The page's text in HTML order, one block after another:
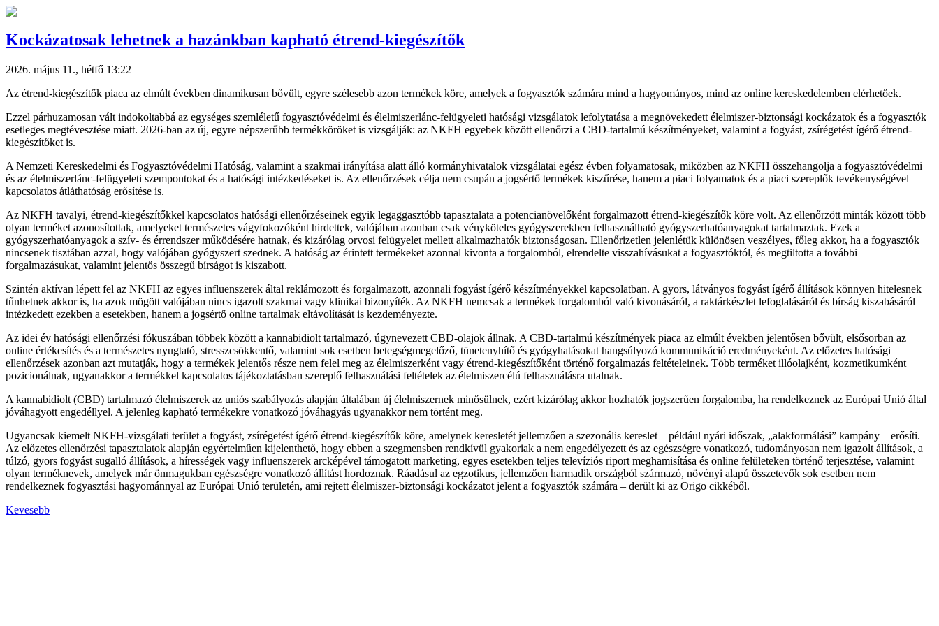
Kockázatosak lehetnek a hazánkban kapható étrend-kiegészítők
2026. május 11., hétfő 13:22
Az étrend-kiegészítők piaca az elmúlt években dinamikusan bővült, egyre szélesebb azon termékek köre, amelyek a fogyasztók számára mind a hagyományos, mind az online kereskedelemben elérhetőek.
Ezzel párhuzamosan vált indokoltabbá az egységes szemléletű fogyasztóvédelmi és élelmiszerlánc-felügyeleti hatósági vizsgálatok lefolytatása a megnövekedett élelmiszer-biztonsági kockázatok és a fogyasztók
esetleges megtévesztése miatt. 2026-ban az új, egyre népszerűbb termékköröket is vizsgálják: az NKFH egyebek között ellenőrzi a CBD-tartalmú készítményeket, valamint a fogyást, zsírégetést ígérő étrend-
kiegészítőket is.
A Nemzeti Kereskedelmi és Fogyasztóvédelmi Hatóság, valamint a szakmai irányítása alatt álló kormányhivatalok vizsgálatai egész évben folyamatosak, miközben az NKFH összehangolja a fogyasztóvédelmi
és az élelmiszerlánc-felügyeleti szempontokat és a hatósági intézkedéseket is. Az ellenőrzések célja nem csupán a jogsértő termékek kiszűrése, hanem a piaci folyamatok és a piaci szereplők tevékenységével
kapcsolatos átláthatóság erősítése is.
Az NKFH tavalyi, étrend-kiegészítőkkel kapcsolatos hatósági ellenőrzéseinek egyik legaggasztóbb tapasztalata a potencianövelőként forgalmazott étrend-kiegészítők köre volt. Az ellenőrzött minták között több
olyan terméket azonosítottak, amelyeket természetes vágyfokozóként hirdettek, valójában azonban csak vényköteles gyógyszerekben felhasználható gyógyszerhatóanyagokat tartalmaztak. Ezek a
gyógyszerhatóanyagok a szív- és érrendszer működésére hatnak, és kizárólag orvosi felügyelet mellett alkalmazhatók biztonságosan. Ellenőrizetlen jelenlétük különösen veszélyes, főleg akkor, ha a fogyasztók
nincsenek tisztában azzal, hogy valójában gyógyszert szednek. A hatóság az érintett termékeket azonnal kivonta a forgalomból, elrendelte visszahívásukat a fogyasztóktól, és megtiltotta a további
forgalmazásukat, valamint jelentős összegű bírságot is kiszabott.
Szintén aktívan lépett fel az NKFH az egyes influenszerek által reklámozott és forgalmazott, azonnali fogyást ígérő készítményekkel kapcsolatban. A gyors, látványos fogyást ígérő állítások könnyen hitelesnek
tűnhetnek akkor is, ha azok mögött valójában nincs igazolt szakmai vagy klinikai bizonyíték. Az NKFH nemcsak a termékek forgalomból való kivonásáról, a raktárkészlet lefoglalásáról és bírság kiszabásáról
intézkedett ezekben a esetekben, hanem a jogsértő online tartalmak eltávolítását is kezdeményezte.
Az idei év hatósági ellenőrzési fókuszában többek között a kannabidiolt tartalmazó, úgynevezett CBD-olajok állnak. A CBD-tartalmú készítmények piaca az elmúlt években jelentősen bővült, elsősorban az
online értékesítés és a természetes nyugtató, stresszcsökkentő, valamint sok esetben betegségmegelőző, tünetenyhítő és gyógyhatásokat hangsúlyozó kommunikáció eredményeként. Az előzetes hatósági
ellenőrzések azonban azt mutatják, hogy a termékek jelentős része nem felel meg az élelmiszerként vagy étrend-kiegészítőként történő forgalmazás feltételeinek. Több terméket illóolajként, kozmetikumként
pozicionálnak, ugyanakkor a termékkel kapcsolatos tájékoztatásban szereplő felhasználási feltételek az élelmiszercélú felhasználásra utalnak.
A kannabidiolt (CBD) tartalmazó élelmiszerek az uniós szabályozás alapján általában új élelmiszernek minősülnek, ezért kizárólag akkor hozhatók jogszerűen forgalomba, ha rendelkeznek az Európai Unió által
jóváhagyott engedéllyel. A jelenleg kapható termékekre vonatkozó jóváhagyás ugyanakkor nem történt meg.
Ugyancsak kiemelt NKFH-vizsgálati terület a fogyást, zsírégetést ígérő étrend-kiegészítők köre, amelynek keresletét jellemzően a szezonális kereslet – például nyári időszak, „alakformálási” kampány – erősíti.
Az előzetes ellenőrzési tapasztalatok alapján egyértelműen kijelenthető, hogy ebben a szegmensben rendkívül gyakoriak a nem engedélyezett és az egészségre vonatkozó, tudományosan nem igazolt állítások, a
túlzó, gyors fogyást sugalló állítások, a hírességek vagy influenszerek arcképével támogatott marketing, egyes esetekben teljes televíziós riport meghamisítása és online felületeken történő terjesztése, valamint
olyan terméknevek, amelyek már önmagukban egészségre vonatkozó állítást hordoznak. Ráadásul az egzotikus, jellemzően harmadik országból származó, növényi alapú összetevők sok esetben nem
rendelkeznek fogyasztási hagyománnyal az Európai Unió területén, ami rejtett élelmiszer-biztonsági kockázatot jelent a fogyasztók számára – derült ki az Origo cikkéből.
Kevesebb